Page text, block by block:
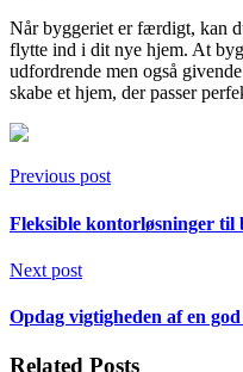
Når byggeriet er færdigt, kan
flytte ind i dit nye hjem. At
udfordrende men også
skabe et hjem, der passer
Previous post
Fleksible kontorløsninger til
Next post
Opdag vigtigheden af en
Related Posts